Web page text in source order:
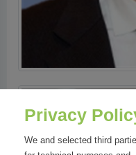
Privacy
We and selected third